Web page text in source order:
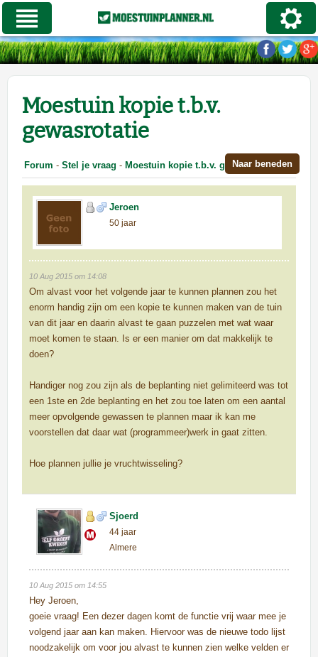
Moestuin kopie t.b.v.
gewasrotatie
Forum - Stel je vraag - Moestuin kopie t.b.v. gewasrotatie
Naar beneden
Jeroen
50 jaar
10 Aug 2015 om 14:08
Om alvast voor het volgende jaar te kunnen plannen zou het
enorm handig zijn om een kopie te kunnen maken van de tuin
van dit jaar en daarin alvast te gaan puzzelen met wat waar
moet komen te staan. Is er een manier om dat makkelijk te
doen?
Handiger nog zou zijn als de beplanting niet gelimiteerd was tot
een 1ste en 2de beplanting en het zou toe laten om een aantal
meer opvolgende gewassen te plannen maar ik kan me
voorstellen dat daar wat (programmeer)werk in gaat zitten.
Hoe plannen jullie je vruchtwisseling?
Sjoerd
44 jaar
Almere
10 Aug 2015 om 14:55
Hey Jeroen,
goeie vraag! Een dezer dagen komt de functie vrij waar mee je
volgend jaar aan kan maken. Hiervoor was de nieuwe todo lijst
noodzakelijk om voor jou alvast te kunnen zien welke velden er